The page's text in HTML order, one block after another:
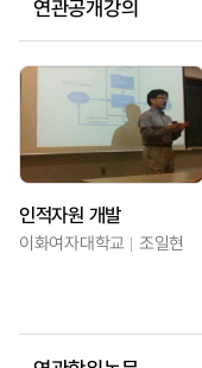
연관공개강의
인적자원 개발
이화여자대학교 조일현